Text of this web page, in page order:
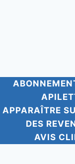
APPARAÎTRE
DES
AVIS